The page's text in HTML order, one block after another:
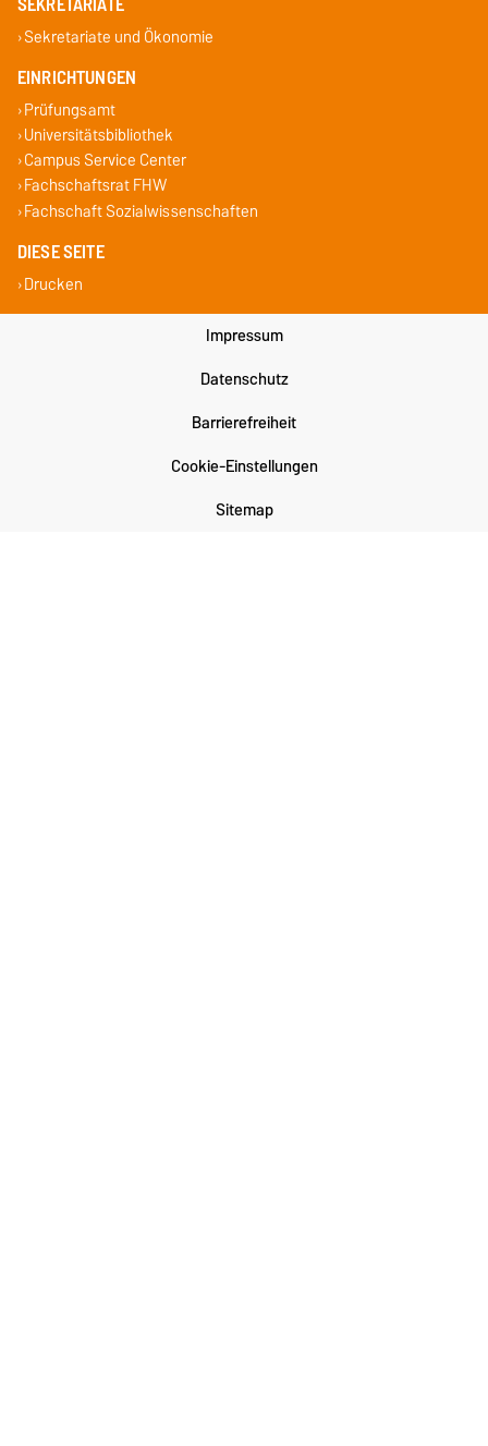
Sekretariate und Ökonomie
EINRICHTUNGEN
Prüfungsamt
Universitätsbibliothek
Campus Service Center
Fachschaftsrat FHW
Fachschaft Sozialwissenschaften
DIESE SEITE
Drucken
Impressum
Datenschutz
Barrierefreiheit
Cookie-Einstellungen
Sitemap